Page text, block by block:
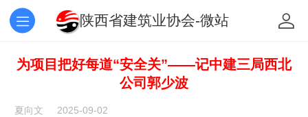
陕西省建筑业协会-微站
为项目把好每道“安全关”——记中建三局西北
公司郭少波
夏向文 2025-09-02